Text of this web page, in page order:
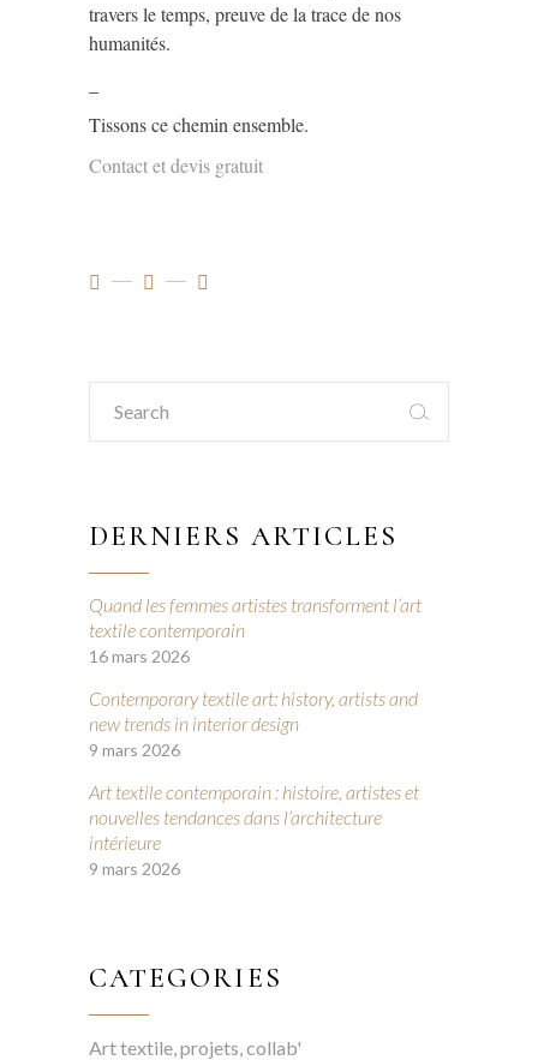
travers le temps, preuve de la trace de nos
humanités.
Tissons ce chemin ensemble.
Contact et devis gratuit
Search
for:
DERNIERS ARTICLES
Quand les femmes artistes transforment l’art
textile contemporain
16 mars 2026
Contemporary textile art: history, artists and
new trends in interior design
9 mars 2026
Art textile contemporain : histoire, artistes et
nouvelles tendances dans l’architecture
intérieure
9 mars 2026
CATEGORIES
Art textile, projets, collab'